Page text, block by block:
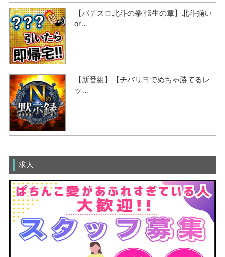
【パチスロ北斗の拳 転生の章】北斗揃い
or…
【新番組】【チバリヨでめちゃ勝てるレ
ッ…
求人